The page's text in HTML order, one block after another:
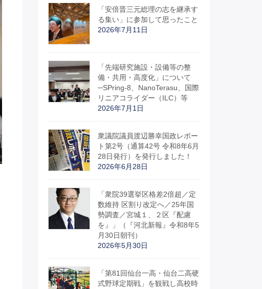
「安倍晋三元総理の志を継承す
る集い」に参加して思ったこと
2026年7月11日
「先端研究施設・設備等の整
備・共用・高度化」について
─SPring-8、NanoTerasu、国際
リニアコライダー（ILC）等
2026年7月1日
衆議院議員渡辺勝幸国政レポー
ト第2号（通算42号 令和8年6月
28日発行）を発行しました！
2026年6月28日
「衆院39選挙区格差2倍超／定
数維持 区割り改定へ／25年国
勢調査／宮城１、２区『配慮
を』」（『河北新報』令和8年5
月30日朝刊）
2026年5月30日
「第81回仙台一高・仙台二高硬
式野球定期戦」を観戦し高校時